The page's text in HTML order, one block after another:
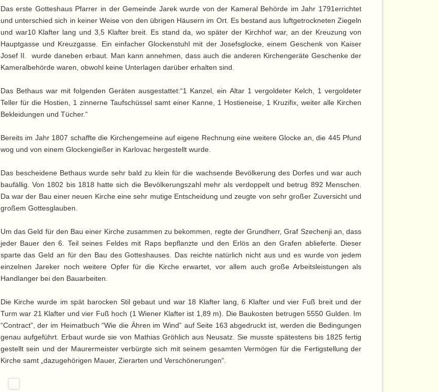
Das erste Gotteshaus Pfarrer in der Gemeinde Jarek wurde von der Kameral Behörde im Jahr 1791errichtet
und unterschied sich in keiner Weise von den übrigen Häusern im Ort. Es bestand aus luftgetrockneten Ziegeln
und war10 Klafter lang und 3,5 Klafter breit. Es stand da, wo später der Kirchhof war, an der Kreuzung von
Hauptgasse und Kreuzgasse. Ein einfacher Glockenstuhl mit der Josefsglocke, einem Geschenk von Kaiser
Josef II. wurde daneben erbaut. Man kann annehmen, dass auch die anderen Kirchengeräte Geschenke der
Kameralbehörde waren, obwohl keine Unterlagen darüber erhalten sind.
Das Bethaus war mit folgenden Geräten ausgestattet:“1 Kanzel, ein Altar 1 vergoldeter Kelch, 1 vergoldeter
Teller für die Hostien, 1 zinnerne Taufschüssel samt einer Kanne, 1 Hostieneise, 1 Kruzifix, weiter alle Kirchen
Bekleidungen und Tücher.“
Bereits im Jahr 1807 schaffte die Kirchengemeine auf eigene Rechnung eine weitere Glocke an, die 445 Pfund
wog und von einem Glockengießer in Karlovac hergestellt wurde.
Das bescheidene Bethaus wurde sehr bald zu klein für die wachsende Bevölkerung des Dorfes und war auch
baufällig. Von 1802 bis 1818 hatte sich die Bevölkerungszahl mehr als verdoppelt und betrug 892 Menschen.
Da war der Bau einer neuen Kirche eine sehr mutige Entscheidung und zeugte von sehr großer Zuversicht und
großem Gottesglauben.
Um das Geld für den Bau einer Kirche zusammen zu bekommen, regte der Grundherr, Graf Szechenji an, dass
jeder Bauer den 6. Teil seines Feldes mit Raps bepflanzte und den Erlös an den Grafen ablieferte. Dieser
sparte das Geld an für den Bau des Gotteshauses. Das reichte natürlich nicht aus und es wurde von jedem
einzelnen Jareker noch weitere Opfer für die Kirche erwartet, vor allem auch große Arbeitsleistungen als
Handlanger bei den Bauarbeiten.
Die Kirche wurde im spät barocken Stil gebaut und war 18 Klafter lang, 6 Klafter und vier Fuß breit und der
Turm war 21 Klafter und vier Fuß hoch (1 Wiener Klafter ist 1,89 m). Die Baukosten betrugen 5550 Gulden. Im
“Contract”, der im Heimatbuch “Wie die Ähren im Wind” auf Seite 163 abgedruckt ist, werden die Bedingungen
genau aufgeführt. Erbaut wurde sie von Mathias Gröhlich aus Neusatz. Sie musste spätestens bis 1825 fertig
gestellt sein und der Maurermeister verbürgte sich mit seinem gesamten Vermögen für die Fertigstellung der
Kirche samt „dazugehörigen Mauer, Zierarten und Verschönerungen“.